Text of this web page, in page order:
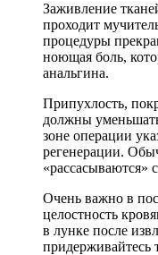
Заживление
проходит
процедуры
ноющая боль,
анальгина.
Припухлость,
должны
зоне операции
регенерации.
«рассасываются»
Очень важно в
целостность
в лунке после
придерживайтесь